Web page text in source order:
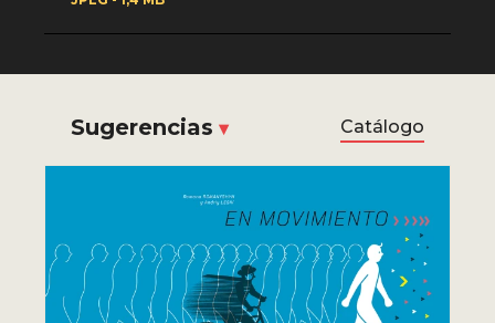
Sugerencias Catálogo